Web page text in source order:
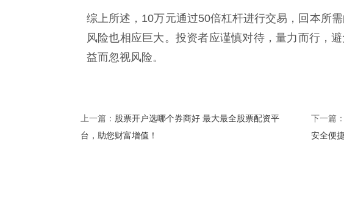
综上所述，10万元通过50倍杠杆进行交易，回本所
风险也相应巨大。投资者应谨慎对待，量力而行，
益而忽视风险。
上一篇： 股票开户选哪个券商好 最大最全股票配资平
台，助您财富增值！
下一篇：
安全便